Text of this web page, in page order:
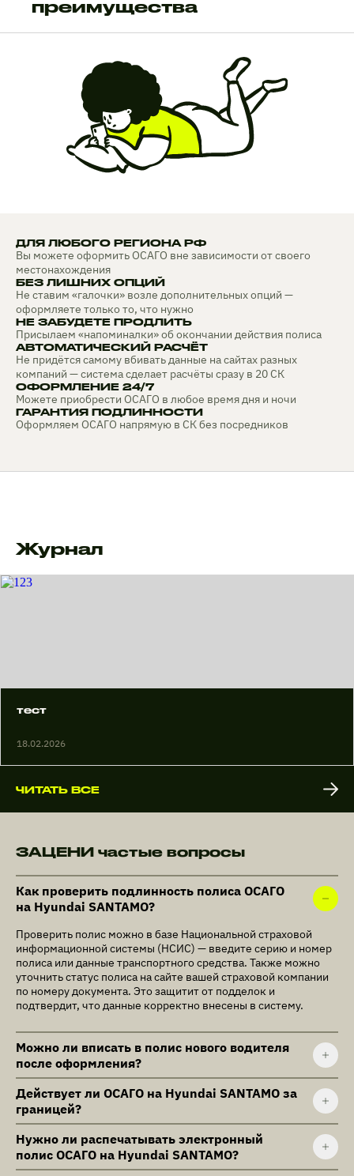
преимущества
ДЛЯ ЛЮБОГО РЕГИОНА РФ
Вы можете оформить ОСАГО вне зависимости от своего
местонахождения
БЕЗ ЛИШНИХ ОПЦИЙ
Не ставим «галочки» возле дополнительных опций —
оформляете только то, что нужно
НЕ ЗАБУДЕТЕ ПРОДЛИТЬ
Присылаем «напоминалки» об окончании действия полиса
АВТОМАТИЧЕСКИЙ РАСЧЁТ
Не придётся самому вбивать данные на сайтах разных
компаний — система сделает расчёты сразу в 20 СК
ОФОРМЛЕНИЕ 24/7
Можете приобрести ОСАГО в любое время дня и ночи
ГАРАНТИЯ ПОДЛИННОСТИ
Оформляем ОСАГО напрямую в СК без посредников
Журнал
тест
18.02.2026
ЧИТАТЬ ВСЕ
ЗАЦЕНИ частые вопросы
Как проверить подлинность полиса ОСАГО
на Hyundai SANTAMO?
Проверить полис можно в базе Национальной страховой
информационной системы (НСИС) — введите серию и номер
полиса или данные транспортного средства. Также можно
уточнить статус полиса на сайте вашей страховой компании
по номеру документа. Это защитит от подделок и
подтвердит, что данные корректно внесены в систему.
Можно ли вписать в полис нового водителя
после оформления?
Действует ли ОСАГО на Hyundai SANTAMO за
границей?
Нужно ли распечатывать электронный
полис ОСАГО на Hyundai SANTAMO?